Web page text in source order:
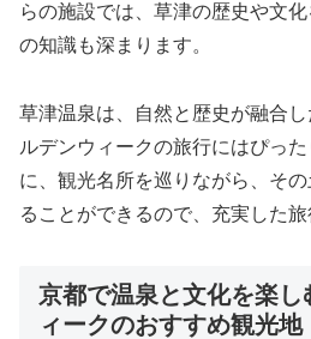
らの施設では、草津の歴史や文
の知識も深まります。
草津温泉は、自然と歴史が融合
ルデンウィークの旅行にはぴっ
に、観光名所を巡りながら、そ
ることができるので、充実した旅
京都で温泉と文化を楽し
ィークのおすすめ観光地